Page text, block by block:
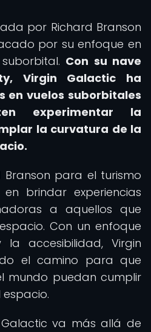
por Richard Branson
por su enfoque en
Con su nave
Virgin Galactic ha
en vuelos suborbitales
experimentar la
la curvatura de la
Branson para el turismo
brindar experiencias
a aquellos que
Con un enfoque
accesibilidad, Virgin
el camino para que
mundo puedan cumplir
va más allá de